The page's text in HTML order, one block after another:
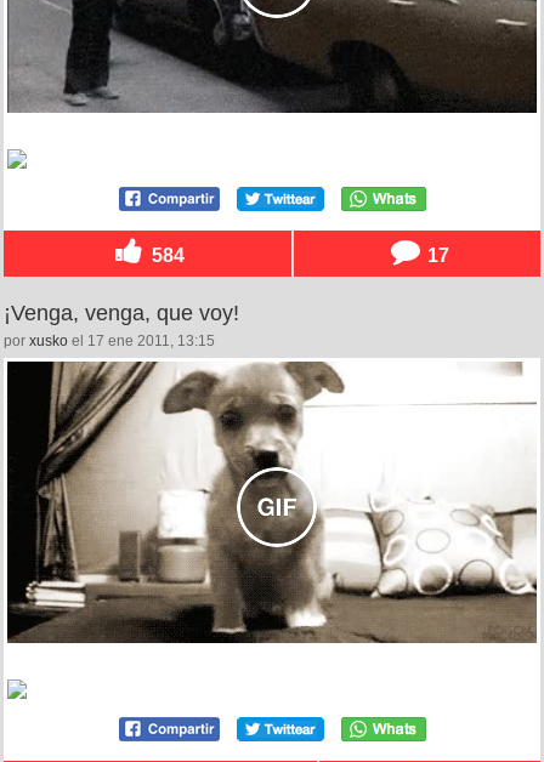
584 17
¡Venga, venga, que voy!
por xusko el 17 ene 2011, 13:15